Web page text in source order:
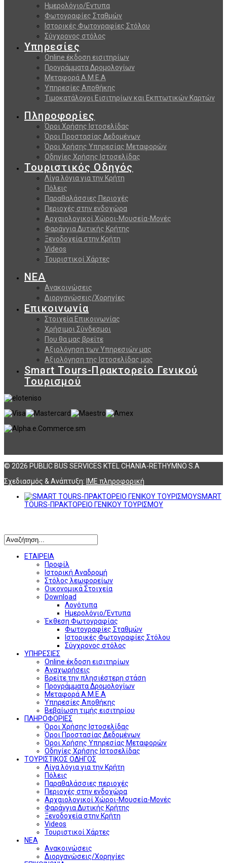
Ημερολόγιο/Εντυπα
Φωτογραφίες Σταθμών
Ιστορικές Φωτογραφίες Στόλου
Σύγχρονος στόλος
Υπηρεσίες
Online έκδοση εισιτηρίων
Προγράμματα Δρομολογίων
Μεταφορά Α.Μ.Ε.Α
Υπηρεσίες Αποθήκης
Τιμοκατάλογοι Εισιτηρίων και Εκπτωτικών Καρτών
Πληροφορίες
Όροι Χρήσης Ιστοσελίδας
Όροι Προστασίας Δεδομένων
Όροι Χρήσης Υπηρεσίας Μεταφορών
Οδηγίες Χρήσης Ιστοσελίδας
Τουριστικός Οδηγός
Λίγα λόγια για την Κρήτη
Πόλεις
Παραθαλάσσιες Περιοχές
Περιοχές στην ενδοχώρα
Αρχαιολογικοί Χώροι-Μουσεία-Μονές
Φαράγγια Δυτικής Κρήτης
Ξενοδοχεία στην Κρήτη
Videos
Τουριστικοί Χάρτες
ΝΕΑ
Ανακοινώσεις
Διοργανώσεις/Χορηγίες
Επικοινωνία
Στοιχεία Επικοινωνίας
Χρήσιμοι Σύνδεσμοι
Που θα μας βρείτε
Αξιολόγηση των Υπηρεσιών μας
Αξιολόγηση της Ιστοσελίδας μας
Smart Tours-Πρακτορείο Γενικού
Τουρισμού
© 2026 PUBLIC BUS SERVICES KTEL CHANIA-RETHYMNO S.A
Σχεδιασμός & Ανάπτυξη: ΙΜΕ πληροφορική
SMART
TOURS-ΠΡΑΚΤΟΡΕΙΟ ΓΕΝΙΚΟΥ ΤΟΥΡΙΣΜΟΥ
ΕΤΑΙΡΕΙΑ
Προφίλ
Ιστορική Αναδρομή
Στόλος λεωφορείων
Οικονομικά Στοιχεία
Download
Λογότυπα
Ημερολόγιο/Έντυπα
Έκθεση Φωτογραφίας
Φωτογραφίες Σταθμών
Ιστορικές Φωτογραφίες Στόλου
Σύγχρονος στόλος
ΥΠΗΡΕΣΙΕΣ
Online έκδοση εισιτηρίων
Αναχωρήσεις
Βρείτε την πλησιέστερη στάση
Προγράμματα Δρομολογίων
Μεταφορά Α.Μ.Ε.Α
Υπηρεσίες Αποθήκης
Βεβαίωση τιμής εισιτηρίου
ΠΛΗΡΟΦΟΡΙΕΣ
Όροι Χρήσης Ιστοσελίδας
Όροι Προστασίας Δεδομένων
Όροι Χρήσης Υπηρεσίας Μεταφορών
Οδηγίες Χρήσης Ιστοσελίδας
ΤΟΥΡΙΣΤΙΚΟΣ ΟΔΗΓΟΣ
Λίγα λόγια για την Κρήτη
Πόλεις
Παραθαλάσσιες περιοχές
Περιοχές στην ενδοχώρα
Αρχαιολογικοί Χώροι-Μουσεία-Μονές
Φαράγγια Δυτικής Κρήτης
Ξενοδοχεία στην Κρήτη
Videos
Τουριστικοί Χάρτες
ΝΕΑ
Ανακοινώσεις
Διοργανώσεις/Χορηγίες